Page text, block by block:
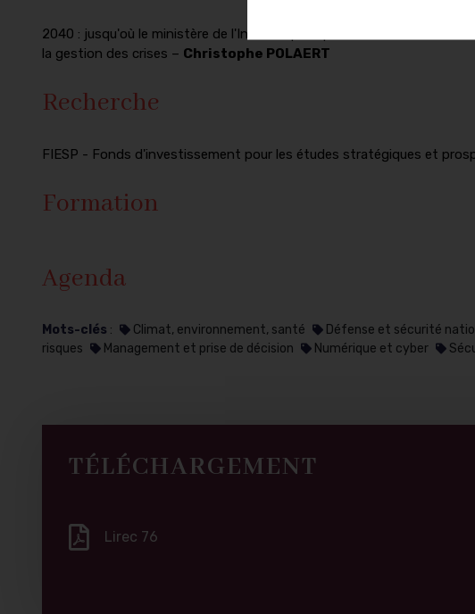
2040 : jusqu'où le ministère de l'Intérieur peut poursuivre l'innovation
la gestion des crises – Christophe POLAERT
Recherche
FIESP - Fonds d'investissement pour les études stratégiques et
Formation
Agenda
Mots-clés : Climat, environnement, santé Défense et sécurité
risques
Management et prise de décision Numérique et cyber
TÉLÉCHARGEMENT
Lirec 76